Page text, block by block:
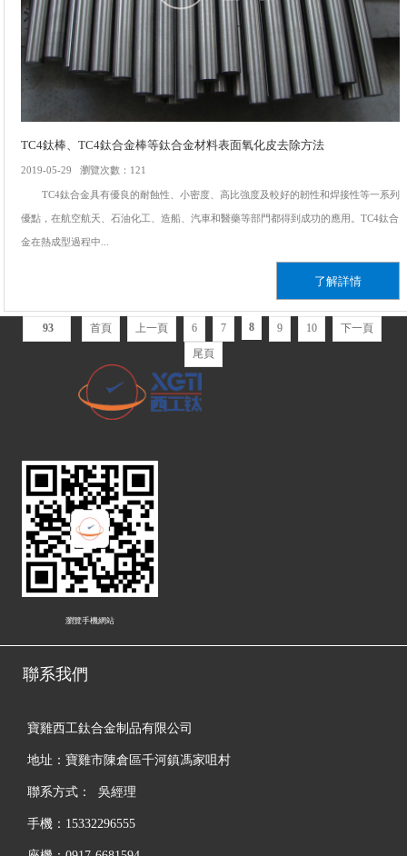
TC4鈦棒、TC4鈦合金棒等鈦合金材料表面氧化皮去除方法
2019-05-29 瀏覽次數：121
TC4鈦合金具有優良的耐蝕性、小密度、高比強度及較好的韌性和焊接性等一系列
優點，在航空航天、石油化工、造船、汽車和醫藥等部門都得到成功的應用。TC4鈦合
金在熱成型過程中...
了解詳情
93 首頁 上一頁 6 7 8 9 10 下一頁
尾頁
瀏覽手機網站
聯系我們
寶雞西工鈦合金制品有限公司
地址：寶雞市陳倉區千河鎮馮家咀村
聯系方式： 吳經理
手機：15332296555